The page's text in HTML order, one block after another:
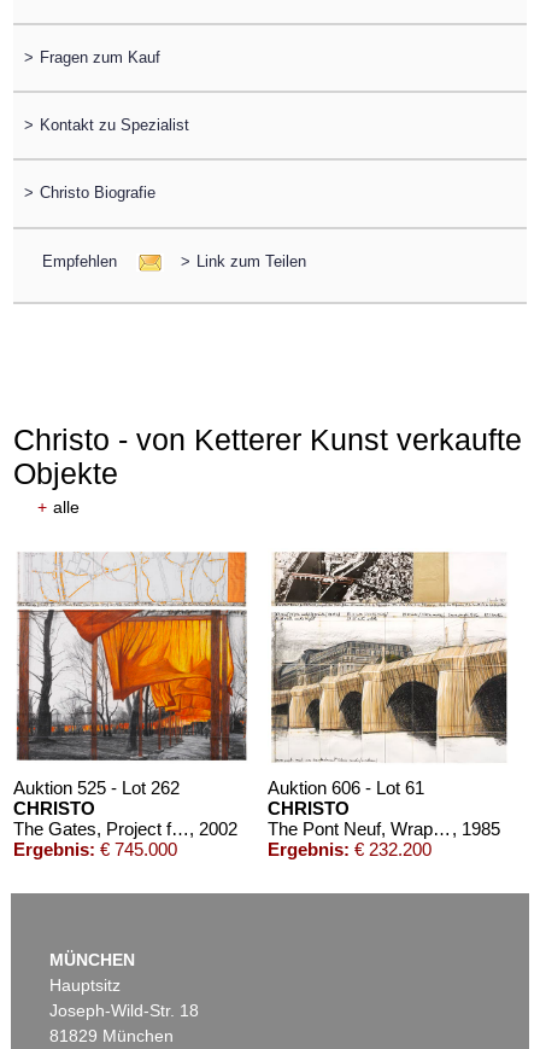
> Fragen zum Kauf
> Kontakt zu Spezialist
> Christo Biografie
Empfehlen > Link zum Teilen
Christo - von Ketterer Kunst verkaufte
Objekte
+ alle
Auktion 525 - Lot 262
CHRISTO
The Gates, Project for Central Park, NY (2-teilig), 2002
Ergebnis: € 745.000
Auktion 606 - Lot 61
CHRISTO
The Pont Neuf, Wrapped (Project for Paris) (2-teilig) , 1985
Ergebnis: € 232.200
MÜNCHEN
Hauptsitz
Joseph-Wild-Str. 18
81829 München